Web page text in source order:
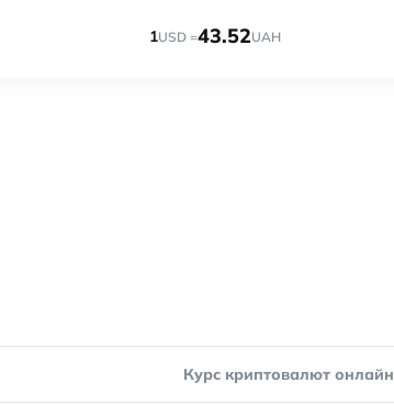
1USD =43.52UAH
Курс криптовалют онлайн